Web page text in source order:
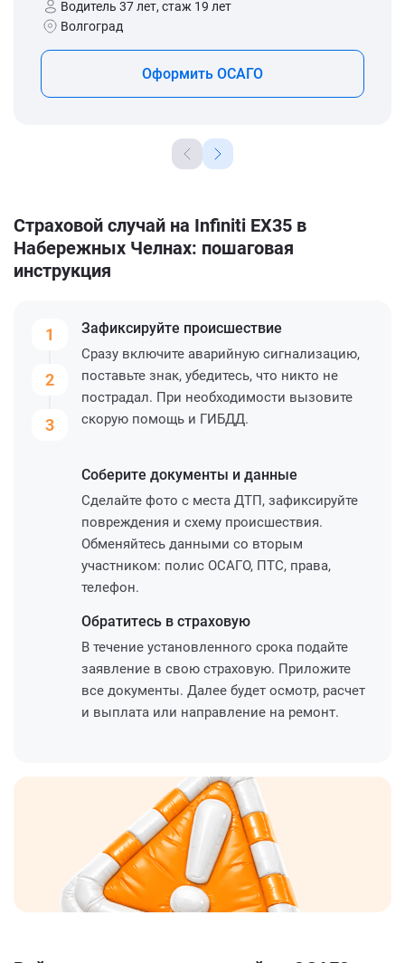
Водитель 37 лет, стаж 19 лет
Волгоград
Оформить ОСАГО
Страховой случай на Infiniti EX35 в
Набережных Челнах: пошаговая
инструкция
1
2
3
Зафиксируйте происшествие
Сразу включите аварийную сигнализацию,
поставьте знак, убедитесь, что никто не
пострадал. При необходимости вызовите
скорую помощь и ГИБДД.
Соберите документы и данные
Сделайте фото с места ДТП, зафиксируйте
повреждения и схему происшествия.
Обменяйтесь данными со вторым
участником: полис ОСАГО, ПТС, права,
телефон.
Обратитесь в страховую
В течение установленного срока подайте
заявление в свою страховую. Приложите
все документы. Далее будет осмотр, расчет
и выплата или направление на ремонт.